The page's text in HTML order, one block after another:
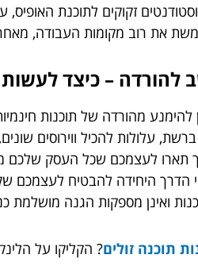
זקוקים לתוכנת
את רוב מקומות העבודה,
להורדה – כיצד לעשות
להימנע מהורדה של תוכנות
עלולות להכיל ווירוסים
תארו לעצמכם שכל העסק שלכם
הדרך היחידה להבטיח לעצמכם
ואינן מספקות הגנה מושלמת
תוכנה זולים? הקליקו על